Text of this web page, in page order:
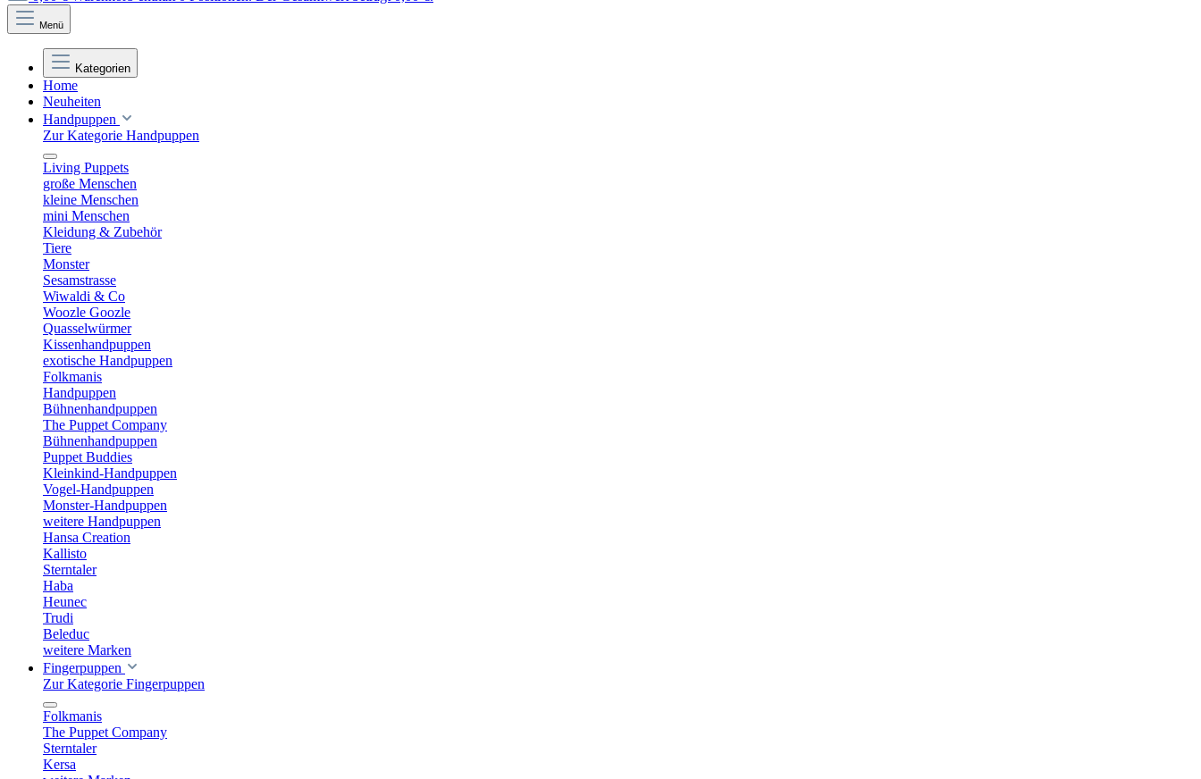
Menü
Kategorien
Home
Neuheiten
Handpuppen
Zur Kategorie Handpuppen
Living Puppets
große Menschen
kleine Menschen
mini Menschen
Kleidung & Zubehör
Tiere
Monster
Sesamstrasse
Wiwaldi & Co
Woozle Goozle
Quasselwürmer
Kissenhandpuppen
exotische Handpuppen
Folkmanis
Handpuppen
Bühnenhandpuppen
The Puppet Company
Bühnenhandpuppen
Puppet Buddies
Kleinkind-Handpuppen
Vogel-Handpuppen
Monster-Handpuppen
weitere Handpuppen
Hansa Creation
Kallisto
Sterntaler
Haba
Heunec
Trudi
Beleduc
weitere Marken
Fingerpuppen
Zur Kategorie Fingerpuppen
Folkmanis
The Puppet Company
Sterntaler
Kersa